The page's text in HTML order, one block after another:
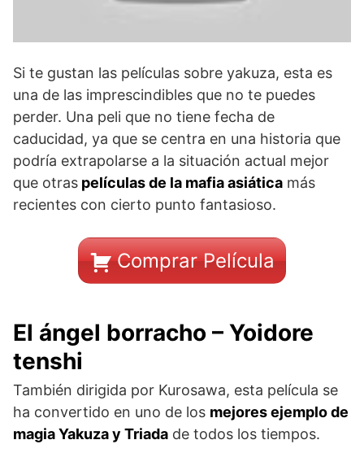
Si te gustan las películas sobre yakuza, esta es
una de las imprescindibles que no te puedes
perder. Una peli que no tiene fecha de
caducidad, ya que se centra en una historia que
podría extrapolarse a la situación actual mejor
que otras películas de la mafia asiática más
recientes con cierto punto fantasioso.
Comprar Película
El ángel borracho – Yoidore
tenshi
También dirigida por Kurosawa, esta película se
ha convertido en uno de los mejores ejemplo de
magia Yakuza y Triada de todos los tiempos.